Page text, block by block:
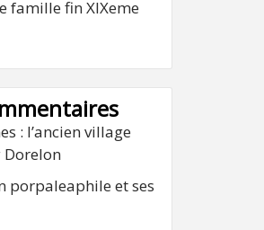
famille fin XIXeme
: l’ancien village
Dorelon
porpaleaphile et ses